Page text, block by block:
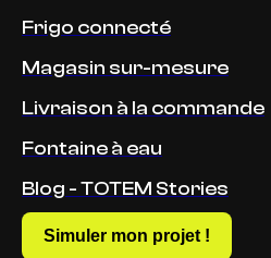
Frigo connecté
Magasin sur-mesure
Livraison à la commande
Fontaine à eau
Blog - TOTEM Stories
Simuler mon projet !